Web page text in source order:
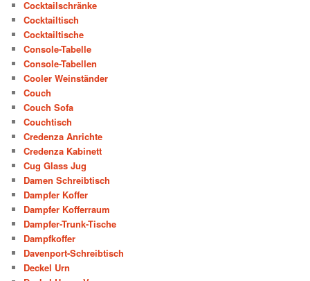
Cocktailschränke
Cocktailtisch
Cocktailtische
Console-Tabelle
Console-Tabellen
Cooler Weinständer
Couch
Couch Sofa
Couchtisch
Credenza Anrichte
Credenza Kabinett
Cug Glass Jug
Damen Schreibtisch
Dampfer Koffer
Dampfer Kofferraum
Dampfer-Trunk-Tische
Dampfkoffer
Davenport-Schreibtisch
Deckel Urn